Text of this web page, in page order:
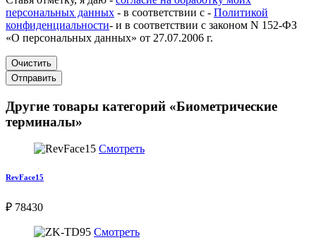
персональных данных - в соответствии с - Политикой
конфиденциальности- и в соответствии с законом N 152-ФЗ
«О персональных данных» от 27.07.2006 г.
Очистить
Отправить
Другие товары категорий «Биометрические
терминалы»
Смотреть
RevFace15
₽ 78430
Смотреть